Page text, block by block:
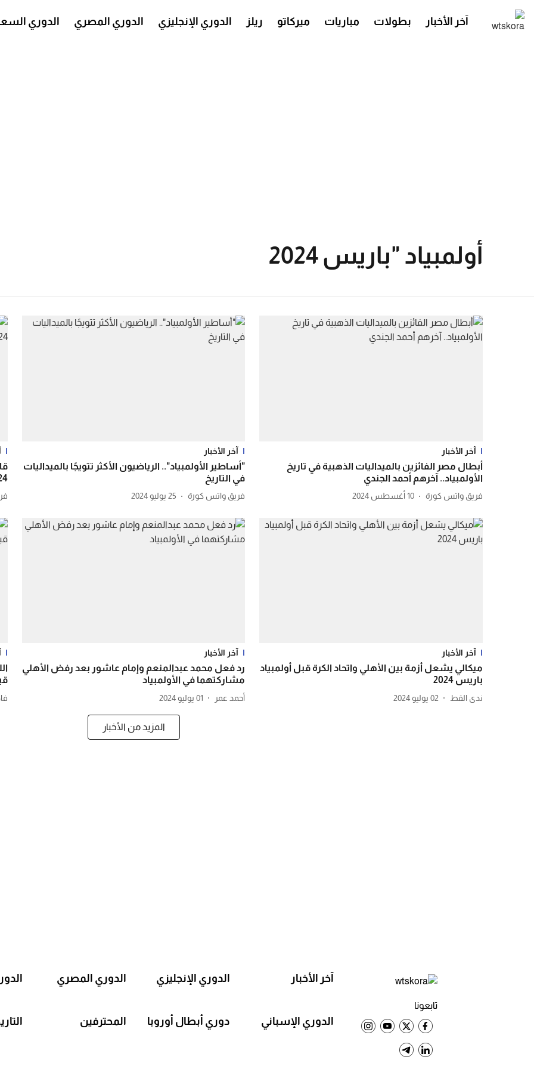
آخر الأخبار بطولات مباريات ميركاتو ريلز الدوري الإنجليزي الدوري المصري الدوري
أولمبياد "باريس 2024
آخر الأخبار
أبطال مصر الفائزين بالميداليات الذهبية في تاريخ
الأولمبياد.. آخرهم أحمد الجندي
فريق واتس كورة 10 أغسطس 2024
آخر الأخبار
"أساطير الأولمبياد".. الرياضيون الأكثر تتويجًا بالميداليات
في التاريخ
فريق واتس كورة 25 يوليو 2024
آخر الأخبار
ميكالي يشعل أزمة بين الأهلي واتحاد الكرة قبل أولمبياد
باريس 2024
ندى القط 02 يوليو 2024
آخر الأخبار
رد فعل محمد عبدالمنعم وإمام عاشور بعد رفض الأهلي
مشاركتهما في الأولمبياد
أحمد عمر 01 يوليو 2024
المزيد من الأخبار
تابعونا
آخر الأخبار الدوري الإنجليزي الدوري المصري
الدوري الإسباني دوري أبطال أوروبا المحترفين